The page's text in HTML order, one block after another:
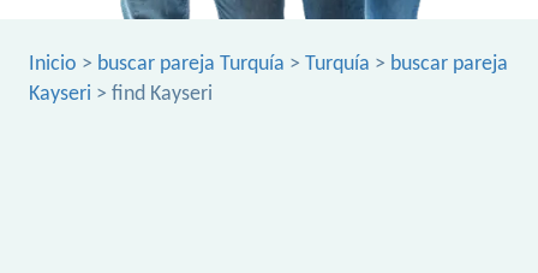
Inicio > buscar pareja Turquía > Turquía > buscar pareja
Kayseri > find Kayseri